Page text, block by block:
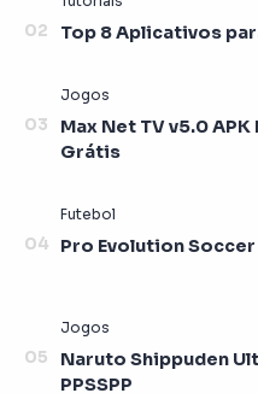
Top 8 Aplicativos
Max Net TV v5.0
Grátis
Pro Evolution Soccer
Naruto Shippuden
PPSSPP